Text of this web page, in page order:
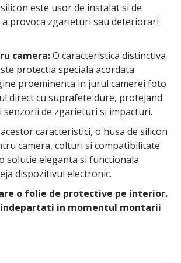
este usor de instalat si de
provoca zgarieturi sau deteriorari
camera:O caracteristica distinctiva
protectia speciala acordata
proeminenta in jurul camerei foto
direct cu suprafete dure, protejand
senzorii de zgarieturi si impacturi.
caracteristici, o husa de silicon
camera, colturi si compatibilitate
solutie eleganta si functionala
dispozitivul electronic.
o folie de protective pe interior.
indepartati in momentul montarii